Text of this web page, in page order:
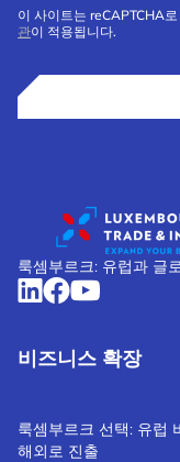
이 사이트는 reCAPTCHA
관이 적용됩니다.
룩셈부르크: 유럽과 글
비즈니스 확장
룩셈부르크 선택: 유럽
해외로 진출